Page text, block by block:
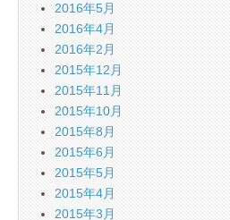
2016年5月
2016年4月
2016年2月
2015年12月
2015年11月
2015年10月
2015年8月
2015年6月
2015年5月
2015年4月
2015年3月